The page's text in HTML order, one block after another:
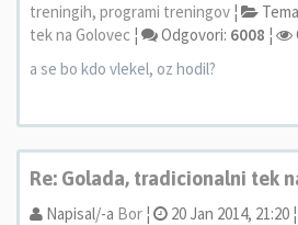
treningih, programi treningov ¦
tek na Golovec ¦ Odgovori: 6008 ¦
a se bo kdo vlekel, oz hodil?
Re: Golada, tradicionalni tek
Napisal/-a Bor ¦ 20 Jan 2014, 21:20 ¦